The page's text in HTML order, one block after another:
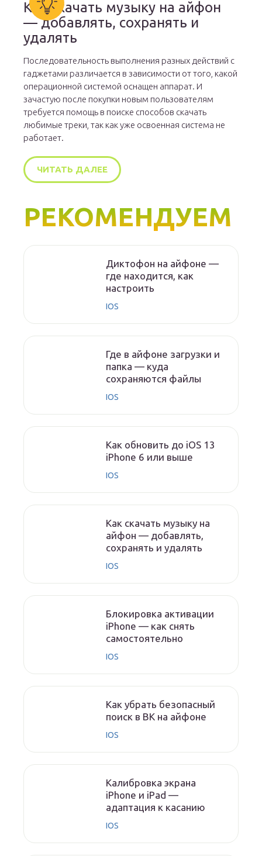
Как скачать музыку на айфон
— добавлять, сохранять и
удалять
Последовательность выполнения разных действий с
гаджетами различается в зависимости от того, какой
операционной системой оснащен аппарат. И
зачастую после покупки новым пользователям
требуется помощь в поиске способов скачать
любимые треки, так как уже освоенная система не
работает.
ЧИТАТЬ ДАЛЕЕ
РЕКОМЕНДУЕМ
Диктофон на айфоне —
где находится, как
настроить
IOS
Где в айфоне загрузки и
папка — куда
сохраняются файлы
IOS
Как обновить до iOS 13
iPhone 6 или выше
IOS
Как скачать музыку на
айфон — добавлять,
сохранять и удалять
IOS
Блокировка активации
iPhone — как снять
самостоятельно
IOS
Как убрать безопасный
поиск в ВК на айфоне
IOS
Калибровка экрана
iPhone и iPad —
адаптация к касанию
IOS